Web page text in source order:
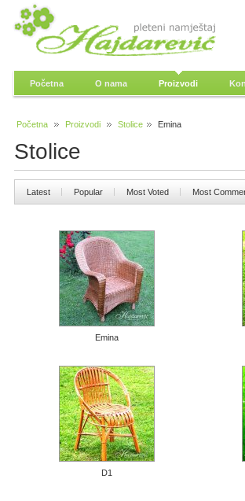
Početna O nama Proizvodi
Početna Proizvodi Stolice Emina
Stolice
Latest Popular Most Voted Most
Emina
D1